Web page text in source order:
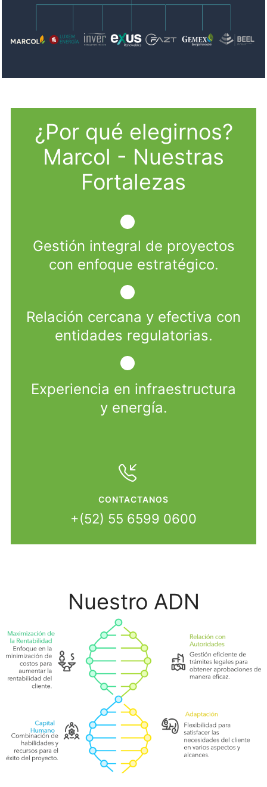
¿Por qué elegirnos?
Marcol - Nuestras
Fortalezas
Gestión integral de proyectos
con enfoque estratégico.
Relación cercana y efectiva con
entidades regulatorias.
Experiencia en infraestructura
y energía.
CONTACTANOS
+(52) 55 6599 0600
Nuestro ADN